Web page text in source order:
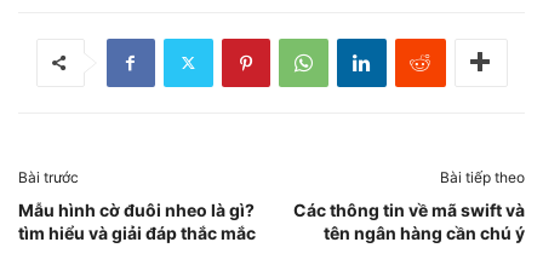
Bài trước
Mẫu hình cờ đuôi nheo là gì?
tìm hiểu và giải đáp thắc mắc
Bài tiếp theo
Các thông tin về mã swift và
tên ngân hàng cần chú ý